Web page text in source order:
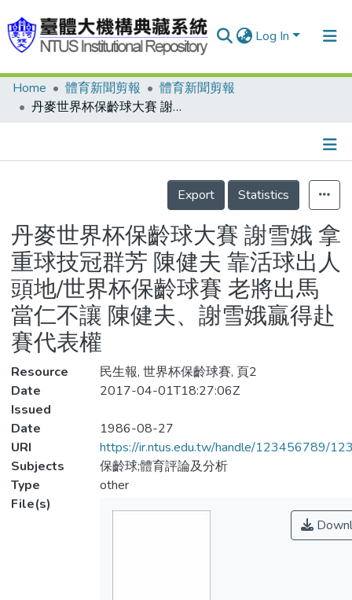
Log In
Communities & Collections
Statistics
Home 體育新聞剪報
體育新聞剪報
丹麥世界杯保齡球大賽 謝雪娥 拿重球技冠群芳 陳健夫 靠活球出人頭地/世界杯保齡球賽 老將出馬當仁不讓 陳健夫、謝雪娥贏得赴賽代表權
Details
Export
Statistics
丹麥世界杯保齡球大賽 謝雪娥 拿
重球技冠群芳 陳健夫 靠活球出人
頭地/世界杯保齡球賽 老將出馬
當仁不讓 陳健夫、謝雪娥贏得赴
賽代表權
Resource
民生報, 世界杯保齡球賽, 頁2
Date
Issued
2017-04-01T18:27:06Z
Date
1986-08-27
URI
https://ir.ntus.edu.tw/handle/123456789/
Subjects
保齡球;體育評論及分析
Type
other
File(s)